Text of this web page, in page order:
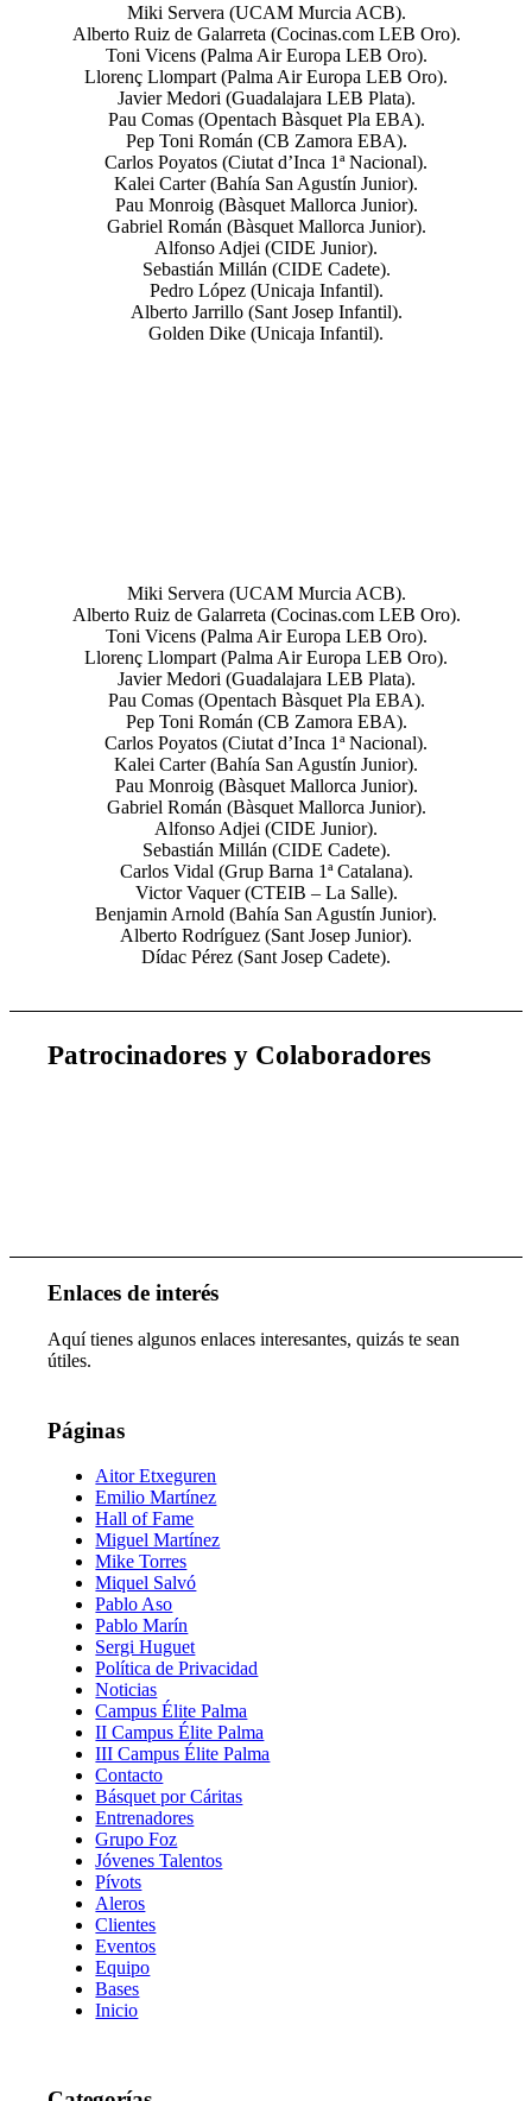
Miki Servera (UCAM Murcia ACB).
Alberto Ruiz de Galarreta (Cocinas.com LEB Oro).
Toni Vicens (Palma Air Europa LEB Oro).
Llorenç Llompart (Palma Air Europa LEB Oro).
Javier Medori (Guadalajara LEB Plata).
Pau Comas (Opentach Bàsquet Pla EBA).
Pep Toni Román (CB Zamora EBA).
Carlos Poyatos (Ciutat d’Inca 1ª Nacional).
Kalei Carter (Bahía San Agustín Junior).
Pau Monroig (Bàsquet Mallorca Junior).
Gabriel Román (Bàsquet Mallorca Junior).
Alfonso Adjei (CIDE Junior).
Sebastián Millán (CIDE Cadete).
Pedro López (Unicaja Infantil).
Alberto Jarrillo (Sant Josep Infantil).
Golden Dike (Unicaja Infantil).
Miki Servera (UCAM Murcia ACB).
Alberto Ruiz de Galarreta (Cocinas.com LEB Oro).
Toni Vicens (Palma Air Europa LEB Oro).
Llorenç Llompart (Palma Air Europa LEB Oro).
Javier Medori (Guadalajara LEB Plata).
Pau Comas (Opentach Bàsquet Pla EBA).
Pep Toni Román (CB Zamora EBA).
Carlos Poyatos (Ciutat d’Inca 1ª Nacional).
Kalei Carter (Bahía San Agustín Junior).
Pau Monroig (Bàsquet Mallorca Junior).
Gabriel Román (Bàsquet Mallorca Junior).
Alfonso Adjei (CIDE Junior).
Sebastián Millán (CIDE Cadete).
Carlos Vidal (Grup Barna 1ª Catalana).
Victor Vaquer (CTEIB – La Salle).
Benjamin Arnold (Bahía San Agustín Junior).
Alberto Rodríguez (Sant Josep Junior).
Dídac Pérez (Sant Josep Cadete).
Patrocinadores y Colaboradores
Enlaces de interés
Aquí tienes algunos enlaces interesantes, quizás te sean
útiles.
Páginas
Aitor Etxeguren
Emilio Martínez
Hall of Fame
Miguel Martínez
Mike Torres
Miquel Salvó
Pablo Aso
Pablo Marín
Sergi Huguet
Política de Privacidad
Noticias
Campus Élite Palma
II Campus Élite Palma
III Campus Élite Palma
Contacto
Básquet por Cáritas
Entrenadores
Grupo Foz
Jóvenes Talentos
Pívots
Aleros
Clientes
Eventos
Equipo
Bases
Inicio